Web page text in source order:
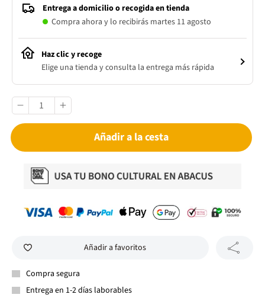
Entrega a domicilio o recogida en tienda
Compra ahora y lo recibirás martes 11 agosto
Haz clic y recoge
Elige una tienda y consulta la entrega más rápida
Añadir a la cesta
Añadir a favoritos
Compra segura
Entrega en 1-2 días laborables